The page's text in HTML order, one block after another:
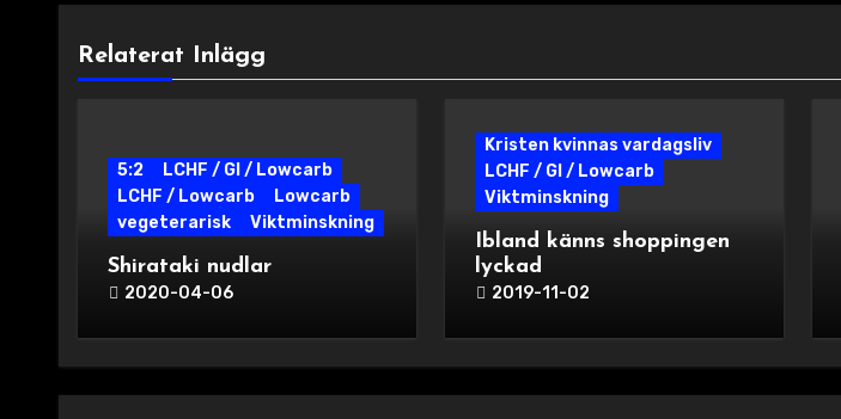
Relaterat Inlägg
5:2
LCHF / GI / Lowcarb
LCHF / Lowcarb
Lowcarb
vegeterarisk
Viktminskning
Shirataki nudlar
2020-04-06
Kristen kvinnas vardagsliv
LCHF / GI / Lowcarb
Viktminskning
Ibland känns shoppingen
lyckad
2019-11-02